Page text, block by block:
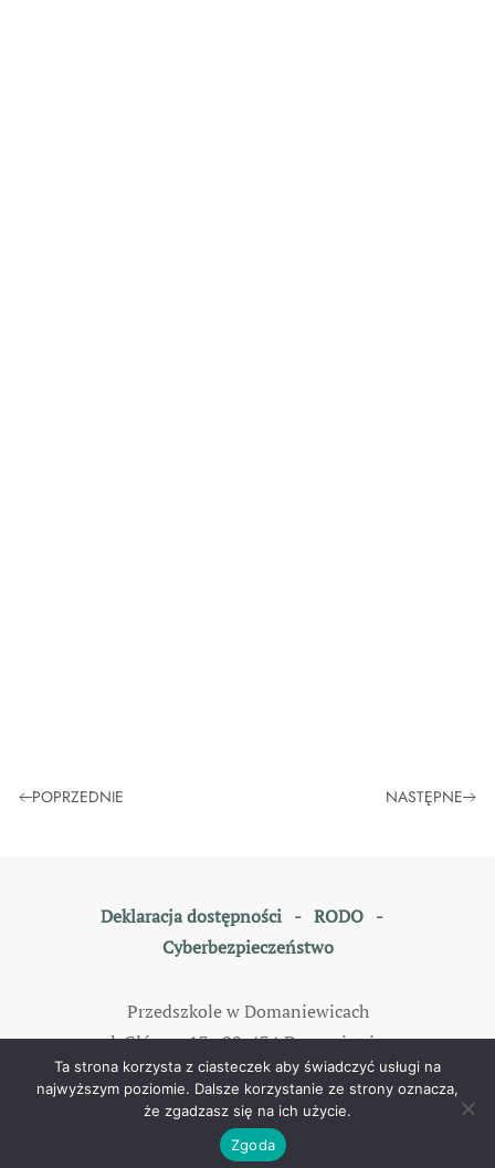
POPRZEDNIE NASTĘPNE
Deklaracja dostępności- RODO-
Cyberbezpieczeństwo
Przedszkole w Domaniewicach
ul. Główna 13, 99-434 Domaniewice
tel: 46 838 35 79
All rights reserved. Designed byTOMKAM
Ta strona korzysta z ciasteczek aby świadczyć usługi na
najwyższym poziomie. Dalsze korzystanie ze strony oznacza,
że zgadzasz się na ich użycie.
Zgoda